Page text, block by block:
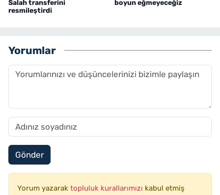
Salah transferini
resmileştirdi
boyun eğmeyeceğiz
Yorumlar
Gönder
Yorum yazarak topluluk kurallarımızı kabul etmiş